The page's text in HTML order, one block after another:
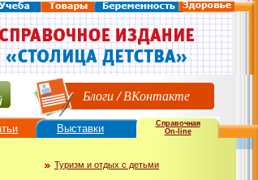
Блоги/ВКонтакте
Туризм и отдых с детьми
Справочная
On-line
Выставки